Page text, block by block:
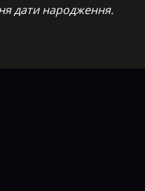
дати народження.